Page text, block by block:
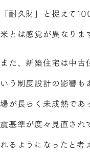
「耐久財」と捉えて
米とは感覚が異なりま
また、新築住宅は中古
いう制度設計の影響も
場が長らく未成熟で
震基準が度々見直され
れるようになったと考